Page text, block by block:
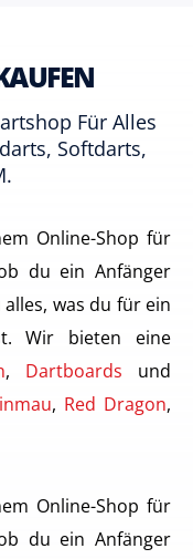
Für Alles
Softdarts,
Online-Shop für
du ein Anfänger
was du für ein
Wir bieten eine
, Dartboards und
, Red Dragon,
Online-Shop für
du ein Anfänger